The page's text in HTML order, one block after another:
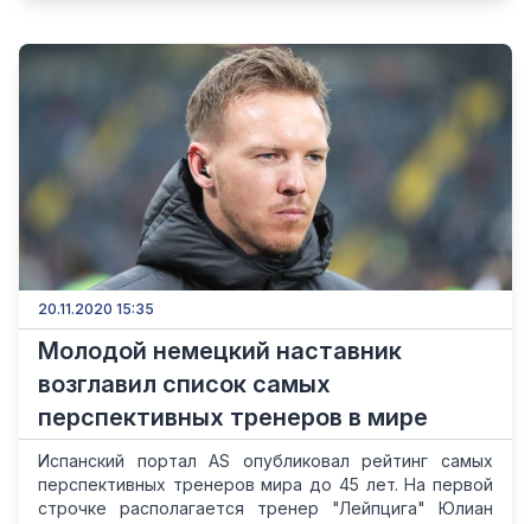
20.11.2020 15:35
Молодой немецкий наставник
возглавил список самых
перспективных тренеров в мире
Испанский портал AS опубликовал рейтинг самых
перспективных тренеров мира до 45 лет. На первой
строчке располагается тренер "Лейпцига" Юлиан